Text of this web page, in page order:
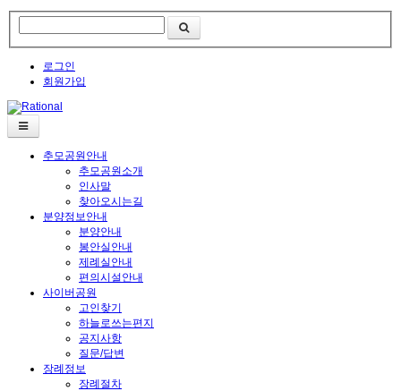
로그인
회원가입
추모공원안내
추모공원소개
인사말
찾아오시는길
분양정보안내
분양안내
봉안실안내
제례실안내
편의시설안내
사이버공원
고인찾기
하늘로쓰는편지
공지사항
질문/답변
장례정보
장례절차